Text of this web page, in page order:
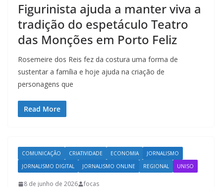
Figurinista ajuda a manter viva a
tradição do espetáculo Teatro
das Monções em Porto Feliz
Rosemeire dos Reis fez da costura uma forma de
sustentar a família e hoje ajuda na criação de
personagens que
Read More
COMUNICAÇÃO CRIATIVIDADE ECONOMIA
JORNALISMO
JORNALISMO DIGITAL
JORNALISMO ONLINE REGIONAL UNISO
8 de junho de 2026 focas